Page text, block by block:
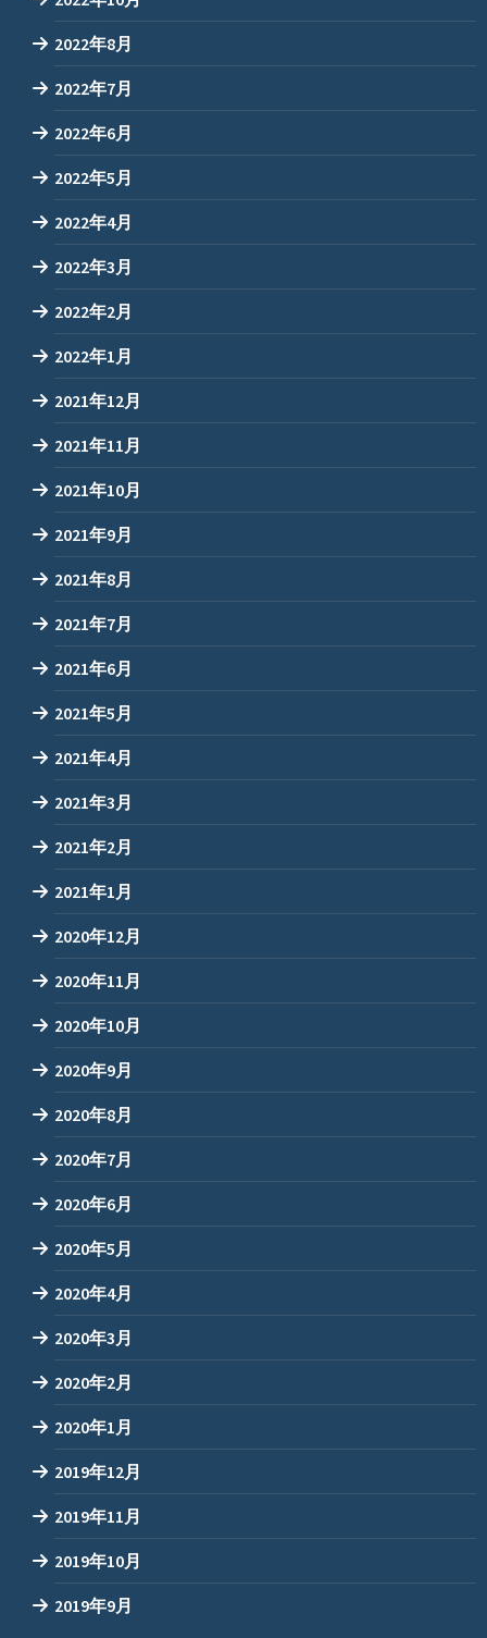
2022年8月
2022年7月
2022年6月
2022年5月
2022年4月
2022年3月
2022年2月
2022年1月
2021年12月
2021年11月
2021年10月
2021年9月
2021年8月
2021年7月
2021年6月
2021年5月
2021年4月
2021年3月
2021年2月
2021年1月
2020年12月
2020年11月
2020年10月
2020年9月
2020年8月
2020年7月
2020年6月
2020年5月
2020年4月
2020年3月
2020年2月
2020年1月
2019年12月
2019年11月
2019年10月
2019年9月